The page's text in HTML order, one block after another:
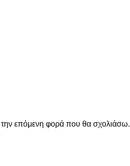
την επόμενη φορά που θα σχολιάσω.